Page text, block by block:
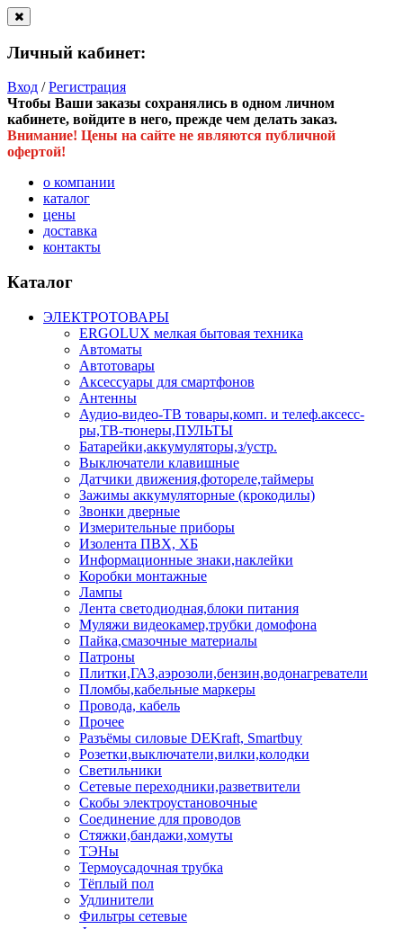
Личный кабинет:
Вход /Регистрация
Чтобы Ваши заказы сохранялись в одном личном
кабинете, войдите в него, прежде чем делать заказ.
Внимание! Цены на сайте не являются публичной
офертой!
о компании
каталог
цены
доставка
контакты
Каталог
ЭЛЕКТРОТОВАРЫ
ERGOLUX мелкая бытовая техника
Автоматы
Автотовары
Аксессуары для смартфонов
Антенны
Аудио-видео-ТВ товары,комп. и телеф.аксесс-
ры,ТВ-тюнеры,ПУЛЬТЫ
Батарейки,аккумуляторы,з/устр.
Выключатели клавишные
Датчики движения,фотореле,таймеры
Зажимы аккумуляторные (крокодилы)
Звонки дверные
Измерительные приборы
Изолента ПВХ, ХБ
Информационные знаки,наклейки
Коробки монтажные
Лампы
Лента светодиодная,блоки питания
Муляжи видеокамер,трубки домофона
Пайка,смазочные материалы
Патроны
Плитки,ГАЗ,аэрозоли,бензин,водонагреватели
Пломбы,кабельные маркеры
Провода, кабель
Прочее
Разъёмы силовые DEKraft, Smartbuy
Розетки,выключатели,вилки,колодки
Светильники
Сетевые переходники,разветвители
Скобы электроустановочные
Соединение для проводов
Стяжки,бандажи,хомуты
ТЭНы
Термоусадочная трубка
Тёплый пол
Удлинители
Фильтры сетевые